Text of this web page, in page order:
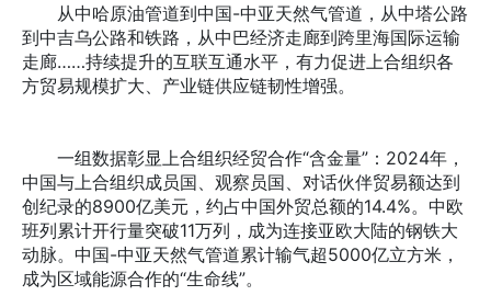
从中哈原油管道到中国-中亚天然气管道，从中塔公路
到中吉乌公路和铁路，从中巴经济走廊到跨里海国际运输
走廊……持续提升的互联互通水平，有力促进上合组织各
方贸易规模扩大、产业链供应链韧性增强。
一组数据彰显上合组织经贸合作“含金量”：2024年，
中国与上合组织成员国、观察员国、对话伙伴贸易额达到
创纪录的8900亿美元，约占中国外贸总额的14.4%。中欧
班列累计开行量突破11万列，成为连接亚欧大陆的钢铁大
动脉。中国-中亚天然气管道累计输气超5000亿立方米，
成为区域能源合作的“生命线”。